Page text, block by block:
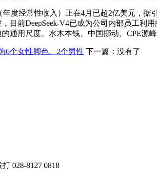
经常性收入）正在4月已超2亿美元，据引
目前DeepSeek-V4已成为公司内部员工
通用尺度。水木本钱、中国挪动、CPE源
6个女性脚色、2个男性 下一篇：没有了
打 028-8127 0818